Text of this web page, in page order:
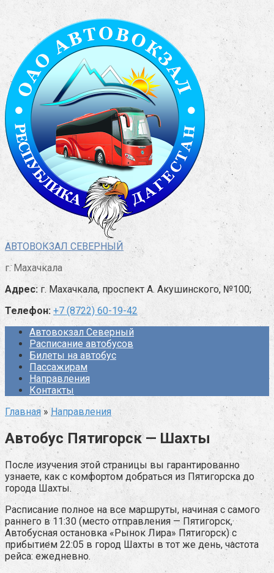
Перейти
АВТОВОКЗАЛ СЕВЕРНЫЙ
г. Махачкала
Адрес: г. Махачкала, проспект А. Акушинского, №100;
Телефон: +7 (8722) 60-19-42
Автовокзал Северный
Расписание автобусов
Билеты на автобус
Пассажирам
Направления
Контакты
Главная » Направления
Автобус Пятигорск — Шахты
После изучения этой страницы вы гарантированно
узнаете, как с комфортом добраться из Пятигорска до
города Шахты.
Расписание полное на все маршруты, начиная с самого
раннего в 11:30 (место отправления — Пятигорск,
Автобусная остановка «Рынок Лира» Пятигорск) с
прибытием 22:05 в город Шахты в тот же день, частота
рейса: ежедневно.